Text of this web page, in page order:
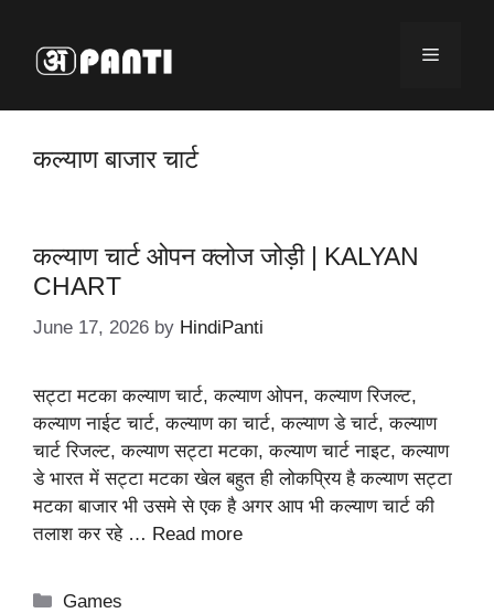
content
Menu
कल्याण बाजार चार्ट
कल्याण चार्ट ओपन क्लोज जोड़ी | KALYAN
CHART
June 17, 2026 by HindiPanti
सट्टा मटका कल्याण चार्ट, कल्याण ओपन, कल्याण रिजल्ट,
कल्याण नाईट चार्ट, कल्याण का चार्ट, कल्याण डे चार्ट, कल्याण
चार्ट रिजल्ट, कल्याण सट्टा मटका, कल्याण चार्ट नाइट, कल्याण
डे भारत में सट्टा मटका खेल बहुत ही लोकप्रिय है कल्याण सट्टा
मटका बाजार भी उसमे से एक है अगर आप भी कल्याण चार्ट की
तलाश कर रहे … Read more
Categories
Games